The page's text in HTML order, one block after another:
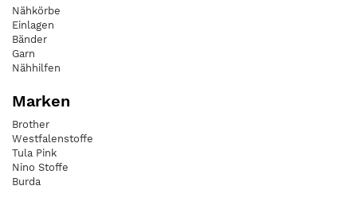
Nähkörbe
Einlagen
Bänder
Garn
Nähhilfen
Marken
Brother
Westfalenstoffe
Tula Pink
Nino Stoffe
Burda